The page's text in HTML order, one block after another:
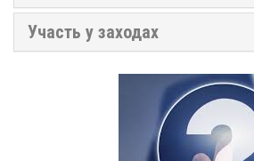
Участь у заходах